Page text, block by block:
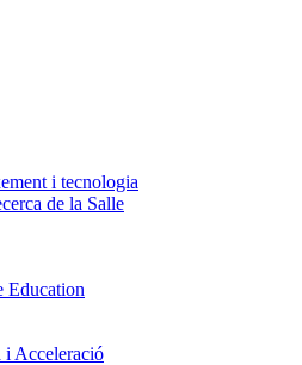
i tecnologia
de la Salle
Education
i Acceleració